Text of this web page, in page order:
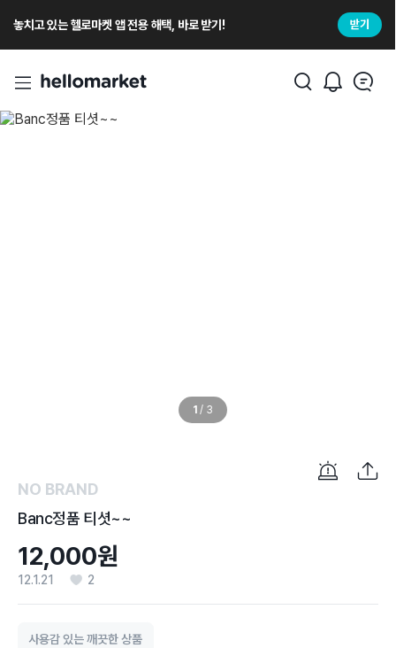
놓치고 있는 헬로마켓 앱 전용 해택, 바로 받기! 받기
1 / 3
NO BRAND
Banc정품 티셧~~
12,000원
12.1.21 2
사용감 있는 깨끗한 상품